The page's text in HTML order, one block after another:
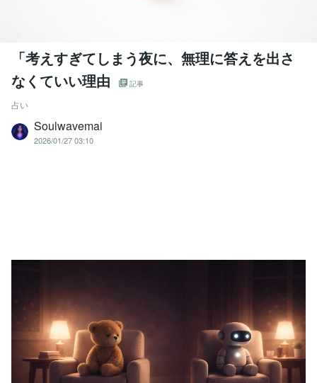
「考えすぎてしまう夜に、無理に答えを出さ
なくていい理由
記事
占い
Soulwavemai
2026/01/27 03:10